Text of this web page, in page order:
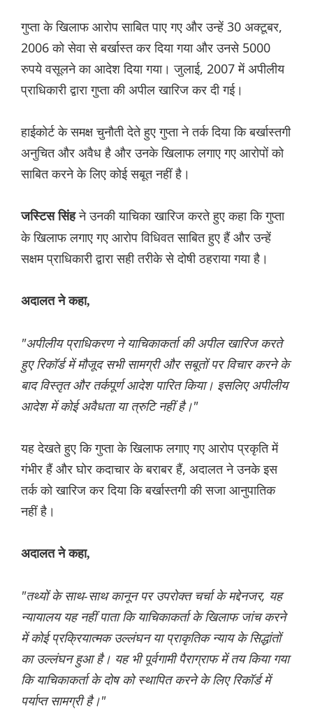
गुप्ता के खिलाफ आरोप साबित पाए गए और उन्हें 30 अक्टूबर,
2006 को सेवा से बर्खास्त कर दिया गया और उनसे 5000
रुपये वसूलने का आदेश दिया गया। जुलाई, 2007 में अपीलीय
प्राधिकारी द्वारा गुप्ता की अपील खारिज कर दी गई।
हाईकोर्ट के समक्ष चुनौती देते हुए गुप्ता ने तर्क दिया कि बर्खास्तगी
अनुचित और अवैध है और उनके खिलाफ लगाए गए आरोपों को
साबित करने के लिए कोई सबूत नहीं है।
जस्टिस सिंहने उनकी याचिका खारिज करते हुए कहा कि गुप्ता
के खिलाफ लगाए गए आरोप विधिवत साबित हुए हैं और उन्हें
सक्षम प्राधिकारी द्वारा सही तरीके से दोषी ठहराया गया है।
अदालत ने कहा,
"अपीलीय प्राधिकरण ने याचिकाकर्ता की अपील खारिज करते
हुए रिकॉर्ड में मौजूद सभी सामग्री और सबूतों पर विचार करने के
बाद विस्तृत और तर्कपूर्ण आदेश पारित किया। इसलिए अपीलीय
आदेश में कोई अवैधता या त्रुटि नहीं है।"
यह देखते हुए कि गुप्ता के खिलाफ लगाए गए आरोप प्रकृति में
गंभीर हैं और घोर कदाचार के बराबर हैं, अदालत ने उनके इस
तर्क को खारिज कर दिया कि बर्खास्तगी की सजा आनुपातिक
नहीं है।
अदालत ने कहा,
"तथ्यों के साथ-साथ कानून पर उपरोक्त चर्चा के मद्देनजर, यह
न्यायालय यह नहीं पाता कि याचिकाकर्ता के खिलाफ जांच करने
में कोई प्रक्रियात्मक उल्लंघन या प्राकृतिक न्याय के सिद्धांतों
का उल्लंघन हुआ है। यह भी पूर्वगामी पैराग्राफ में तय किया गया
कि याचिकाकर्ता के दोष को स्थापित करने के लिए रिकॉर्ड में
पर्याप्त सामग्री है।"